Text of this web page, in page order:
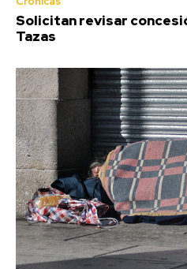
Solicitan revisar
Tazas